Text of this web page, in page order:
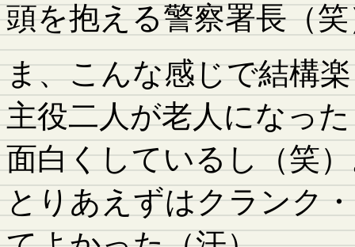
頭を抱える警察署長（
ま、こんな感じで結構
主役二人が老人になっ
面白くしているし（笑
とりあえずはクランク